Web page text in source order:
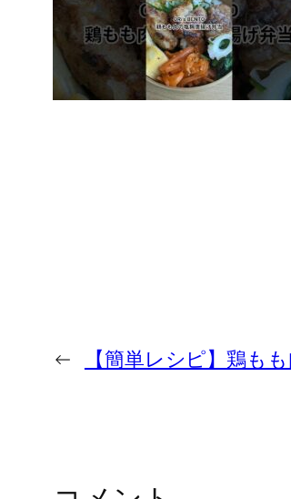
← 【簡単レシピ】鶏も